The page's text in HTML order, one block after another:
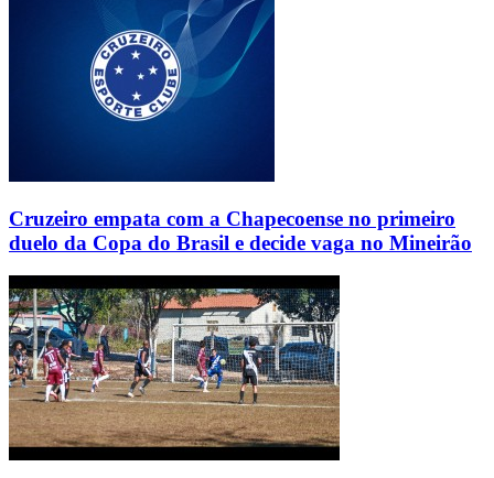
Cruzeiro empata com a Chapecoense no primeiro
duelo da Copa do Brasil e decide vaga no Mineirão